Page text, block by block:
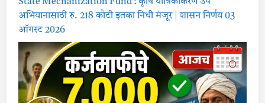
State Mechanization Fund : कृषि यांत्रिकीकरण उप
अभियानासाठी रु. 218 कोटी इतका निधी मंजूर | शासन निर्णय 03
ऑगस्ट 2026